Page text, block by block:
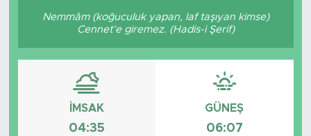
Nemmâm (koğuculuk yapan, laf taşıyan kimse)
Cennet’e giremez. (Hadis-i Şerif)
İMSAK
04:35
GÜNEŞ
06:07